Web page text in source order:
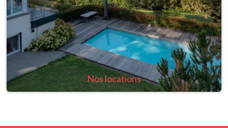
Nos locations